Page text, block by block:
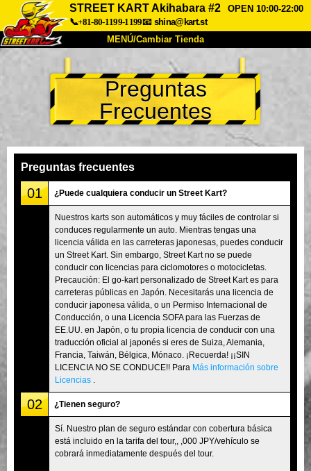
STREET KART Akihabara #2
OPEN 10:00-22:00
📞+81-80-1199-1199📧 shina@kart.st
MENÚ/Cambiar Tienda
INICIO
Acerca de Especificaciones Precios
Acceso Testimonios Preguntas Frecuentes
Cambiar Tienda
Tokyo Shinagawa
Tokyo Shibuya Annex Tokyo Bay
Tokyo Asakusa Osaka
Okinawa
Preguntas
Frecuentes
Preguntas frecuentes
01 ¿Puede cualquiera conducir un Street Kart?
Nuestros karts son automáticos y muy fáciles de controlar si
conduces regularmente un auto. Mientras tengas una
licencia válida en las carreteras japonesas, puedes conducir
un Street Kart. Sin embargo, Street Kart no se puede
conducir con licencias para ciclomotores o motocicletas.
Precaución: El go-kart personalizado de Street Kart es para
carreteras públicas en Japón. Necesitarás una licencia de
conducir japonesa válida, o un Permiso Internacional de
Conducción, o una Licencia SOFA para las Fuerzas de
EE.UU. en Japón, o tu propia licencia de conducir con una
traducción oficial al japonés si eres de Suiza, Alemania,
Francia, Taiwán, Bélgica, Mónaco. ¡Recuerda! ¡¡SIN
LICENCIA NO SE CONDUCE!! Para Más información sobre
Licencias
02 ¿Tienen seguro?
Sí. Nuestro plan de seguro estándar con cobertura básica
está incluido en la tarifa del tour,, ,000 JPY/vehículo se
cobrará inmediatamente después del tour.